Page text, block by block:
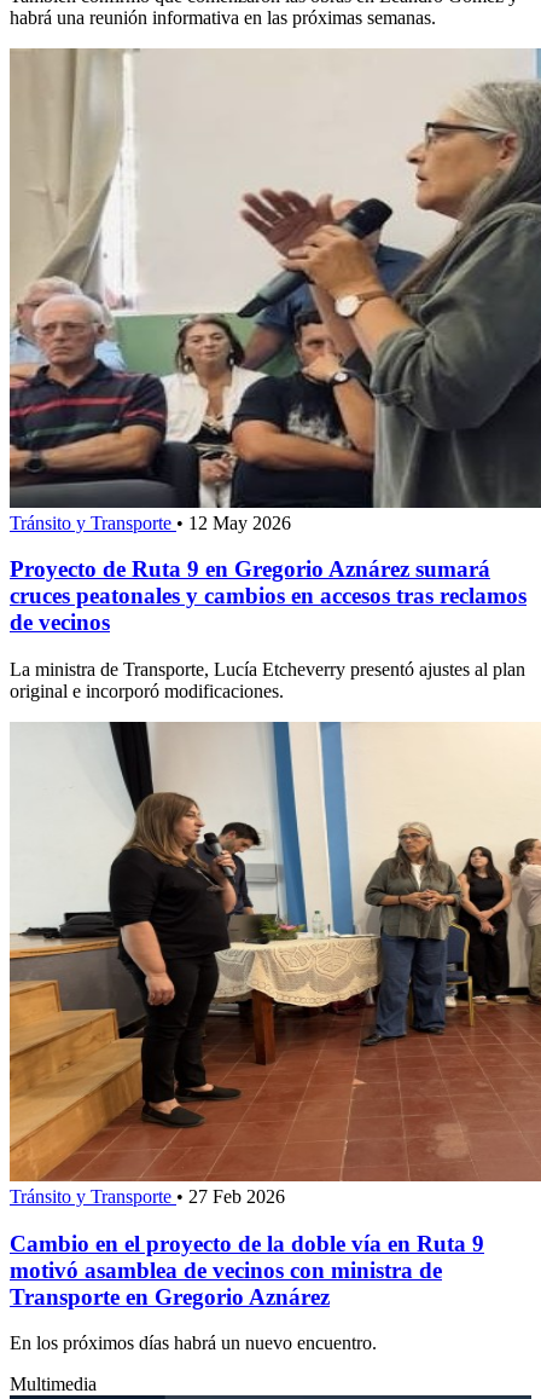
habrá una reunión informativa en las próximas semanas.
Tránsito y Transporte • 12 May 2026
Proyecto de Ruta 9 en Gregorio Aznárez sumará
cruces peatonales y cambios en accesos tras reclamos
de vecinos
La ministra de Transporte, Lucía Etcheverry presentó ajustes al plan
original e incorporó modificaciones.
Tránsito y Transporte • 27 Feb 2026
Cambio en el proyecto de la doble vía en Ruta 9
motivó asamblea de vecinos con ministra de
Transporte en Gregorio Aznárez
En los próximos días habrá un nuevo encuentro.
Multimedia